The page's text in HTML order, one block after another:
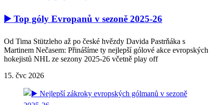
▶️ Top góly Evropanů v sezoně 2025-26
Od Tima Stützleho až po české hvězdy Davida Pastrňáka s
Martinem Nečasem: Přinášíme ty nejlepší gólové akce evropských
hokejistů NHL ze sezony 2025-26 včetně play off
15. čvc 2026